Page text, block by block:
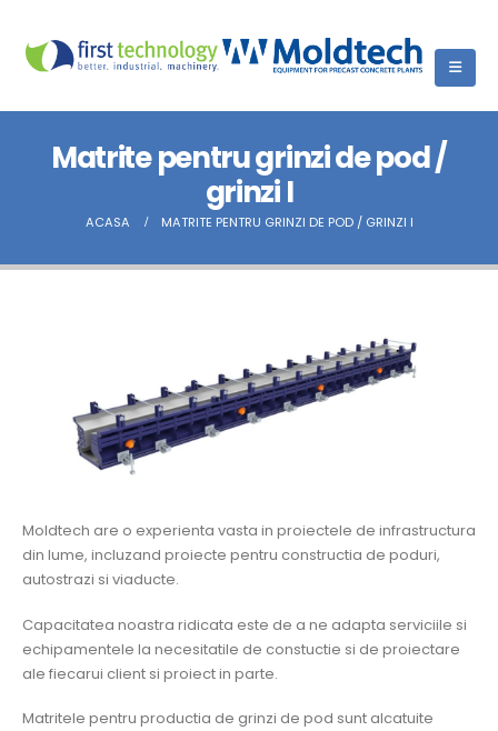
Matrite pentru grinzi de pod /
grinzi I
ACASA MATRITE PENTRU GRINZI DE POD / GRINZI I
Moldtech are o experienta vasta in proiectele de infrastructura
din lume, incluzand proiecte pentru constructia de poduri,
autostrazi si viaducte.
Capacitatea noastra ridicata este de a ne adapta serviciile si
echipamentele la necesitatile de constuctie si de proiectare
ale fiecarui client si proiect in parte.
Matritele pentru productia de grinzi de pod sunt alcatuite